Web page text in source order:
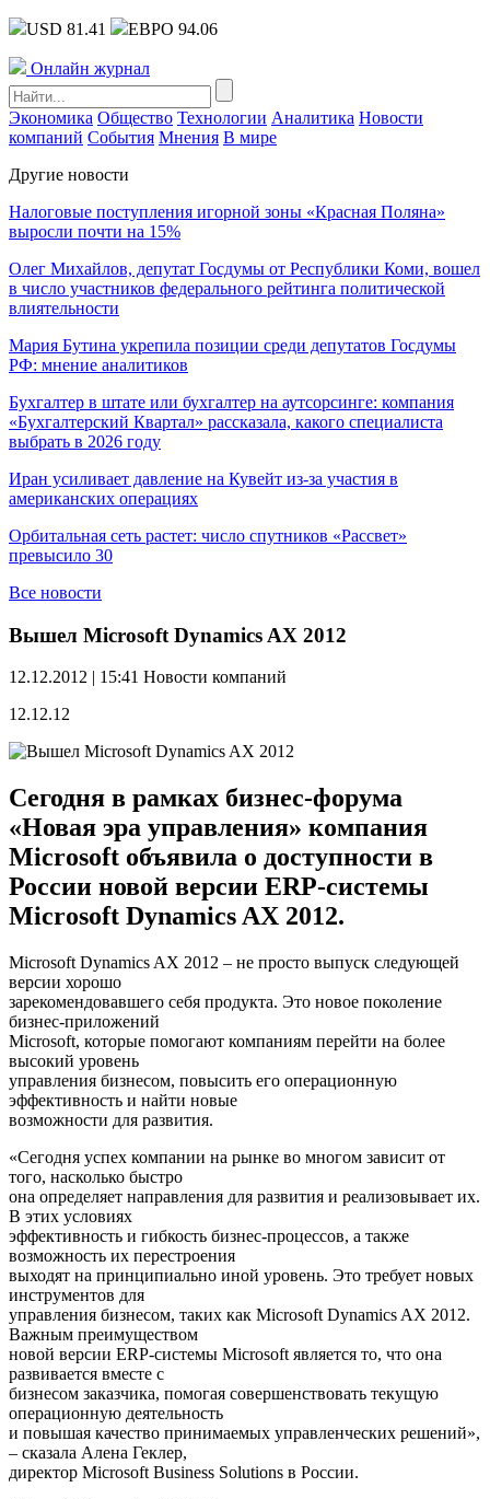
USD 81.41 ЕВРО 94.06
Онлайн журнал
Экономика Общество Технологии Аналитика Новости
компаний События Мнения В мире
Другие новости
Налоговые поступления игорной зоны «Красная Поляна»
выросли почти на 15%
Олег Михайлов, депутат Госдумы от Республики Коми, вошел
в число участников федерального рейтинга политической
влиятельности
Мария Бутина укрепила позиции среди депутатов Госдумы
РФ: мнение аналитиков
Бухгалтер в штате или бухгалтер на аутсорсинге: компания
«Бухгалтерский Квартал» рассказала, какого специалиста
выбрать в 2026 году
Иран усиливает давление на Кувейт из-за участия в
американских операциях
Орбитальная сеть растет: число спутников «Рассвет»
превысило 30
Все новости
Вышел Microsoft Dynamics AX 2012
12.12.2012 | 15:41 Новости компаний
12.12.12
Сегодня в рамках бизнес-форума
«Новая эра управления» компания
Microsoft объявила о доступности в
России новой версии ERP-системы
Microsoft Dynamics AX 2012.
Microsoft Dynamics AX 2012 – не просто выпуск следующей
версии хорошо
зарекомендовавшего себя продукта. Это новое поколение
бизнес-приложений
Microsoft, которые помогают компаниям перейти на более
высокий уровень
управления бизнесом, повысить его операционную
эффективность и найти новые
возможности для развития.
«Сегодня успех компании на рынке во многом зависит от
того, насколько быстро
она определяет направления для развития и реализовывает их.
В этих условиях
эффективность и гибкость бизнес-процессов, а также
возможность их перестроения
выходят на принципиально иной уровень. Это требует новых
инструментов для
управления бизнесом, таких как Microsoft Dynamics AX 2012.
Важным преимуществом
новой версии ERP-системы Microsoft является то, что она
развивается вместе с
бизнесом заказчика, помогая совершенствовать текущую
операционную деятельность
и повышая качество принимаемых управленческих решений»,
– сказала Алена Геклер,
директор Microsoft Business Solutions в России.